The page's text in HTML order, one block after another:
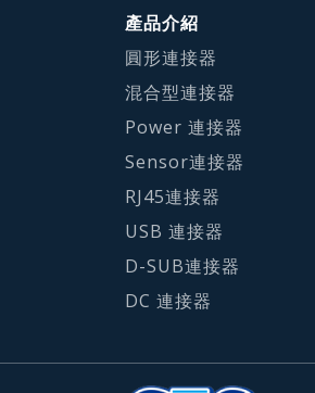
產品介紹
圓形連接器
混合型連接器
Power 連接器
Sensor連接器
RJ45連接器
USB 連接器
D-SUB連接器
DC 連接器